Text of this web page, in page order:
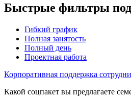
Быстрые фильтры
Гибкий график
Полная занятость
Полный день
Проектная работа
Корпоративная поддержка
Какой соцпакет вы предлагаете